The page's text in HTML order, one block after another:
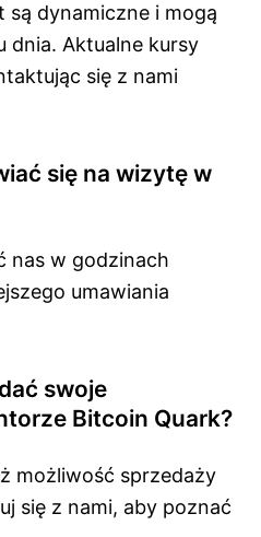
dynamiczne i mogą
dnia. Aktualne kursy
się z nami
się na wizytę w
nas w godzinach
umawiania
swoje
Bitcoin Quark?
możliwość sprzedaży
się z nami, aby poznać